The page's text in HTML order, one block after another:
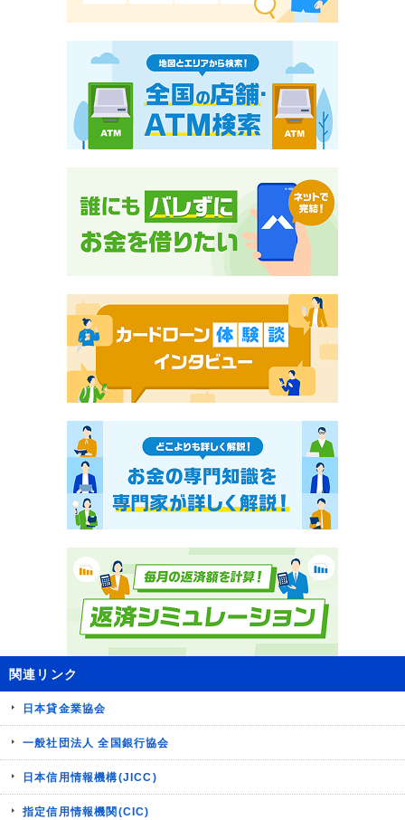
関連リンク
日本貸金業協会
一般社団法人 全国銀行協会
日本信用情報機構(JICC)
指定信用情報機関(CIC)